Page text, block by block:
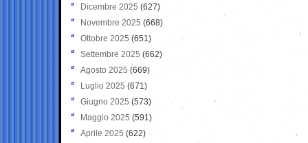
Dicembre 2025 (627)
Novembre 2025 (668)
Ottobre 2025 (651)
Settembre 2025 (662)
Agosto 2025 (669)
Luglio 2025 (671)
Giugno 2025 (573)
Maggio 2025 (591)
Aprile 2025 (622)